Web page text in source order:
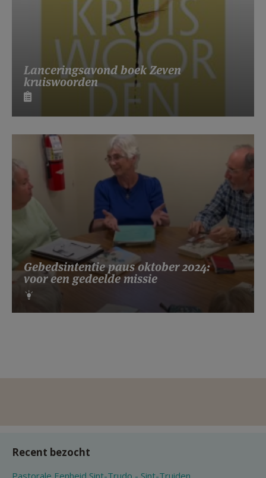
Lanceringsavond boek Zeven
kruiswoorden
Gebedsintentie paus oktober 2024:
voor een gedeelde missie
Recent bezocht
Pastorale Eenheid Sint-Trudo - Sint-Truiden